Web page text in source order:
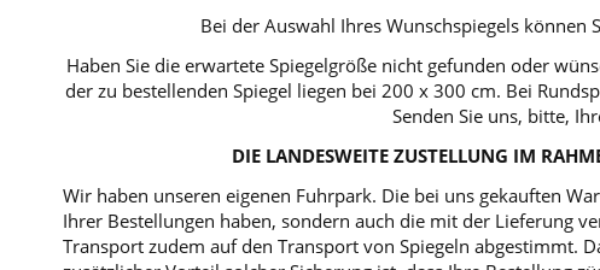
Bei der Auswahl Ihres Wunschspiegels können
Haben Sie die erwartete Spiegelgröße nicht gefunden oder
der zu bestellenden Spiegel liegen bei 200 x 300 cm. Bei
Senden Sie uns, bitte,
DIE LANDESWEITE ZUSTELLUNG IM
Wir haben unseren eigenen Fuhrpark. Die bei uns gekauften
Ihrer Bestellungen haben, sondern auch die mit der Lieferung
Transport zudem auf den Transport von Spiegeln abgestimmt.